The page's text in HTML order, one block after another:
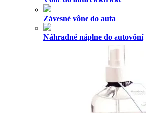
Závesné vône do auta
Náhradné náplne do autovôní